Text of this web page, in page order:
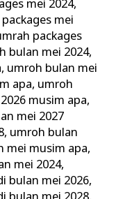
mei 2024,
mei
packages
bulan mei 2024,
, umroh bulan mei
apa, umroh
musim apa,
mei 2027
, umroh bulan
mei musim apa,
mei 2024,
bulan mei 2026,